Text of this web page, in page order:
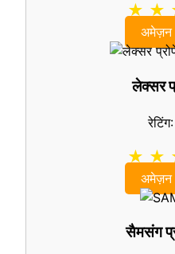
★ ★
अमेज़न
लेक्सर
★ ★
अमेज़न
सैमसंग